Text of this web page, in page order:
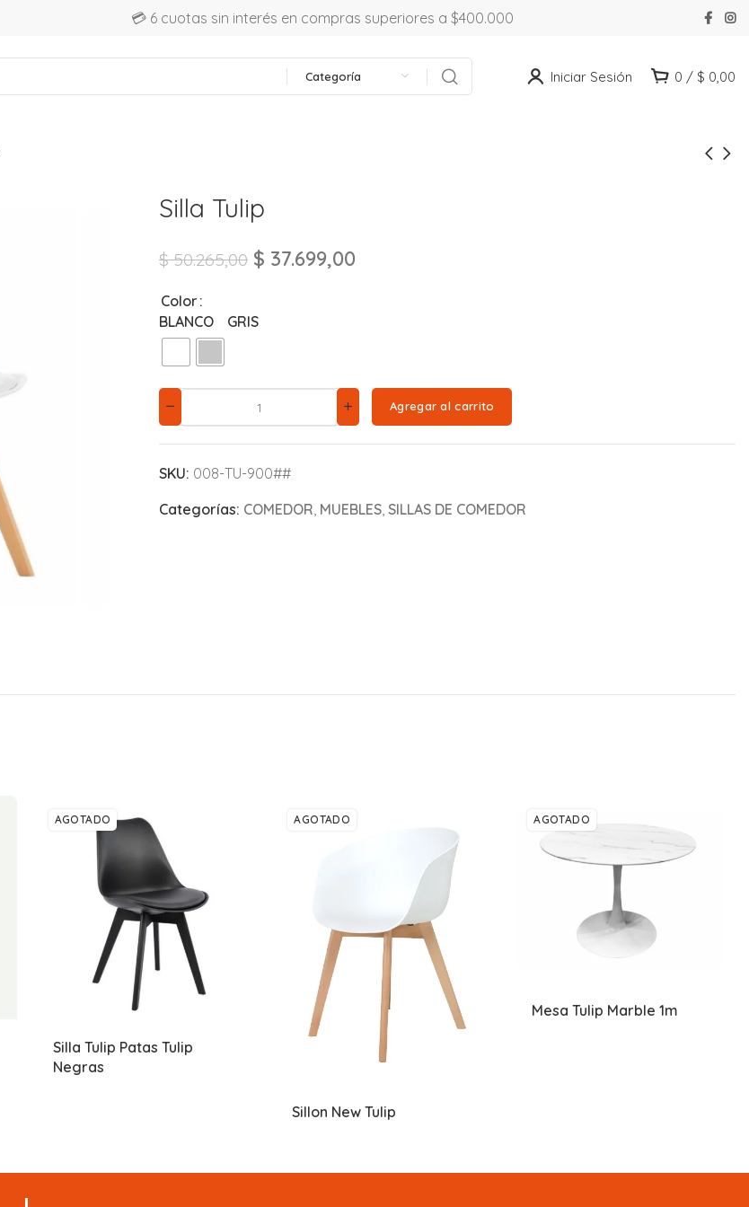
💳 6 cuotas sin interés en compras superiores a $400.000
Categoría Iniciar Sesión 0 / $ 0,00
Silla Tulip
$50.265,00 $ 37.699,00
Color
BLANCO
GRIS
Agregar al carrito
SKU: 008-TU-900##
Categorías: COMEDOR MUEBLES SILLAS DE COMEDOR
AGOTADO
Silla Tulip Patas Tulip
Negras
AGOTADO
Sillon New Tulip
AGOTADO
Mesa Tulip Marble 1m